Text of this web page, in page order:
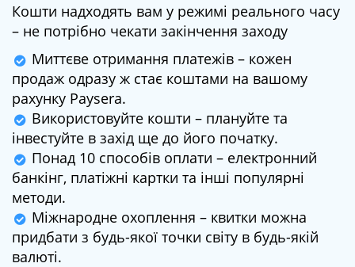
Кошти надходять вам у режимі реального часу
– не потрібно чекати закінчення заходу
Миттєве отримання платежів – кожен
продаж одразу ж стає коштами на вашому
рахунку Paysera.
Використовуйте кошти – плануйте та
інвестуйте в захід ще до його початку.
Понад 10 способів оплати – електронний
банкінг, платіжні картки та інші популярні
методи.
Міжнародне охоплення – квитки можна
придбати з будь-якої точки світу в будь-якій
валюті.